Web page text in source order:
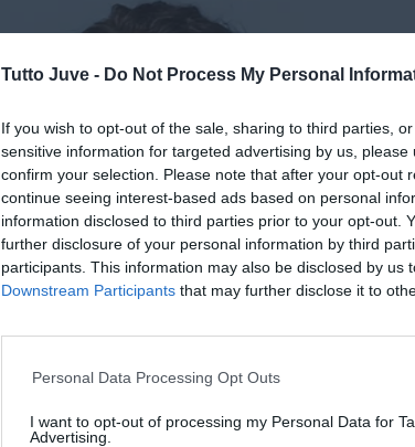
Tutto Juve - Do Not Process My Personal
If you wish to opt-out of the sale, sharing to third parties,
sensitive information for targeted advertising by us,
confirm your selection. Please note that after your opt-out
continue seeing interest-based ads based on personal
information disclosed to third parties prior to your opt-out.
further disclosure of your personal information by third
participants. This information may also be disclosed by us
Downstream Participants that may further disclose it to
Personal Data Processing Opt Outs
I want to opt-out of processing my Personal Data for
Advertising.